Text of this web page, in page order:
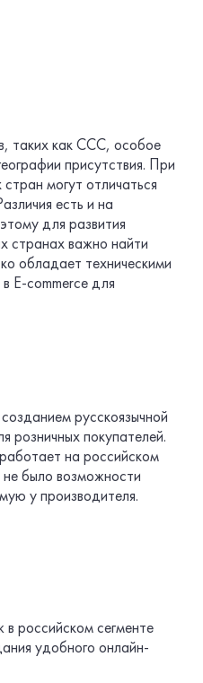
таких как ССС, особое
присутствия. При
могут отличаться
есть и на
для развития
странах важно найти
обладает техническими
E-commerce для
русскоязычной
розничных покупателей.
на российском
было возможности
у производителя.
российском сегменте
удобного онлайн-